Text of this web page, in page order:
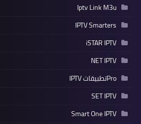
Iptv Link M3u
IPTV Smarters
iSTAR IPTV
NET IPTV
Proتطبيقات IPTV
SET IPTV
Smart One IPTV